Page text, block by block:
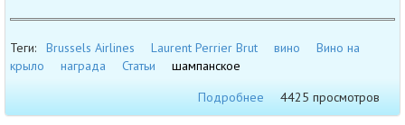
Теги: Brussels Airlines Laurent Perrier Brut вино
Вино на
крыло
награда Статьи
шампанское
Подробнее
4425 просмотров